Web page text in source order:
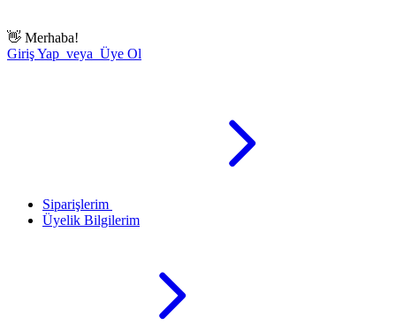
👋 Merhaba!
Giriş Yap veya Üye Ol
Siparişlerim
Üyelik Bilgilerim